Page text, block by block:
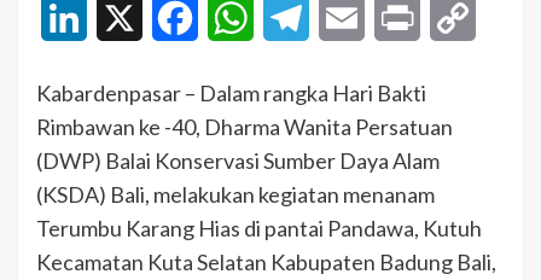
LinkedIn FacebookWhatsAppTelegramEmail Print
Kabardenpasar – Dalam rangka Hari Bakti
Rimbawan ke -40, Dharma Wanita Persatuan
(DWP) Balai Konservasi Sumber Daya Alam
(KSDA) Bali, melakukan kegiatan menanam
Terumbu Karang Hias di pantai Pandawa, Kutuh
Kecamatan Kuta Selatan Kabupaten Badung Bali,